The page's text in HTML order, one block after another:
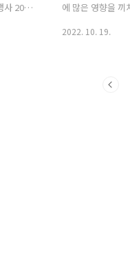
사 2022
에 많은 영향을 끼
라고 할 수 있습
2022. 10. 19.